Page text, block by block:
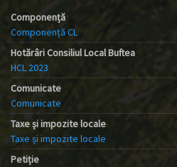
Componență
Componență CL
Hotărâri Consiliul Local Buftea
HCL 2023
Comunicate
Comunicate
Taxe și impozite locale
Taxe și impozite locale
Petiție